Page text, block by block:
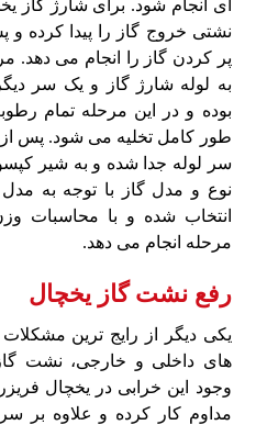
ای انجام شود. برای شارژ گاز
نشتی خروج گاز را پیدا کرده
پر کردن گاز را انجام می‌ دهد.
به لوله شارژ گاز و یک‌ سر
بوده و در این مرحله تمام
طور کامل تخلیه می‌ شود. پس از
سر لوله جدا شده و به شیر
نوع و مدل گاز با توجه به
انتخاب شده و با محاسبات
مرحله انجام می دهد.
رفع نشت گاز یخچال
یکی دیگر از رایج‌ ترین
های داخلی و خارجی، نشت
وجود این خرابی در یخچال
مداوم کار کرده و علاوه بر